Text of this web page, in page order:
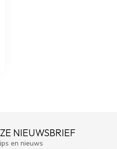
NIEUWSBRIEF
en nieuws